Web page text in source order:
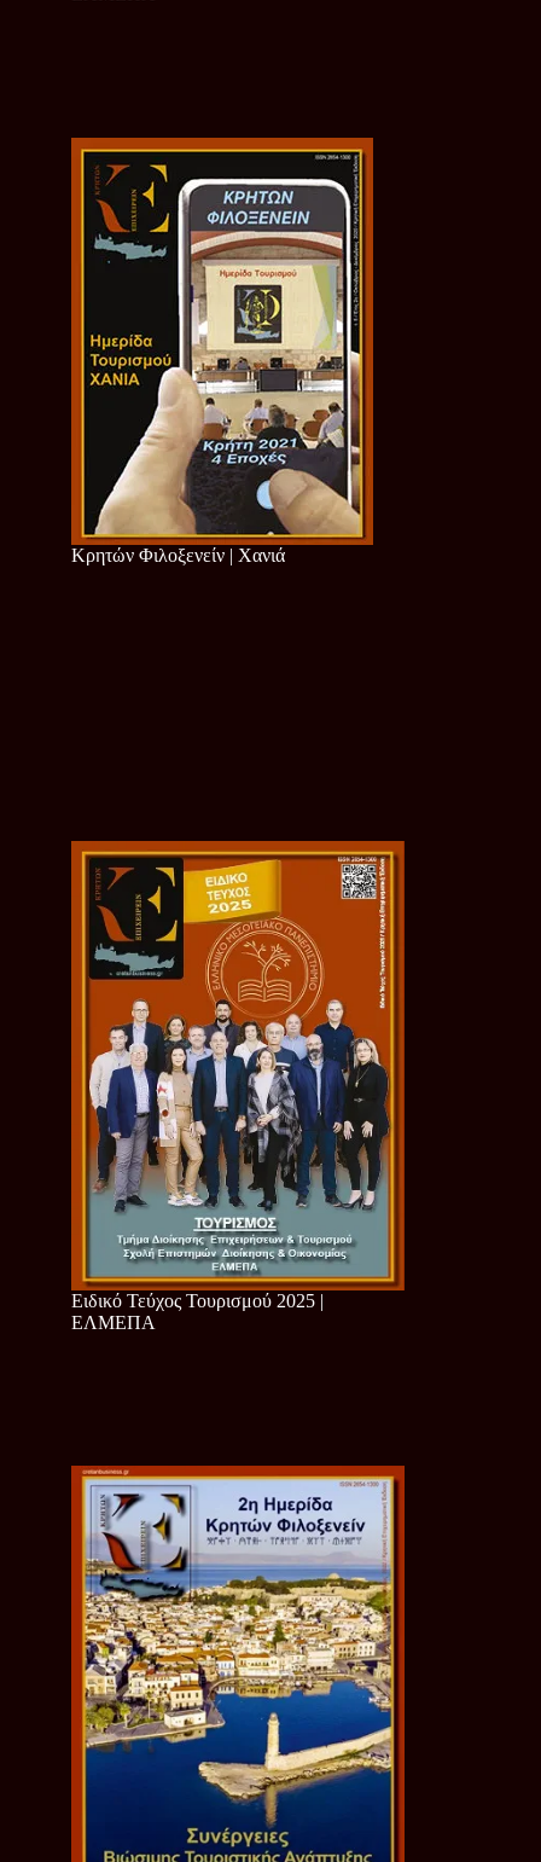
Κρητών Φιλοξενείν | Χανιά
Ειδικό Τεύχος Τουρισμού 2025 |
ΕΛΜΕΠΑ